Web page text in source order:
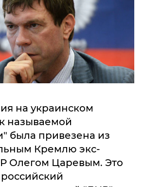
на украинском
называемой
была привезена из
Кремлю экс-
Олегом Царевым. Это